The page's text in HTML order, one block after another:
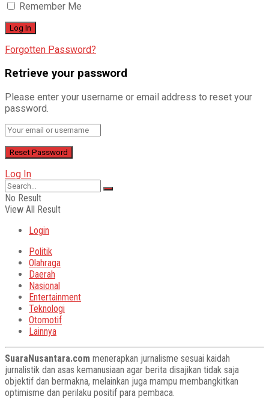
Remember Me
Forgotten Password?
Retrieve your password
Please enter your username or email address to reset your
password.
Log In
No Result
View All Result
Login
Politik
Olahraga
Daerah
Nasional
Entertainment
Teknologi
Otomotif
Lainnya
SuaraNusantara.com menerapkan jurnalisme sesuai kaidah
jurnalistik dan asas kemanusiaan agar berita disajikan tidak saja
objektif dan bermakna, melainkan juga mampu membangkitkan
optimisme dan perilaku positif para pembaca.